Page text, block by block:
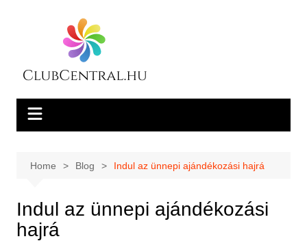
Home Blog Indul az ünnepi ajándékozási hajrá
Indul az ünnepi ajándékozási
hajrá